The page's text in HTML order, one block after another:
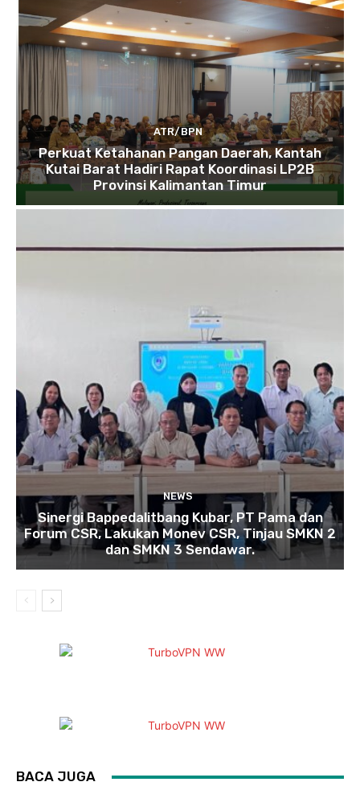
ATR/BPN
Perkuat Ketahanan Pangan Daerah, Kantah
Kutai Barat Hadiri Rapat Koordinasi LP2B
Provinsi Kalimantan Timur
NEWS
Sinergi Bappedalitbang Kubar, PT Pama dan
Forum CSR, Lakukan Monev CSR, Tinjau SMKN 2
dan SMKN 3 Sendawar.
BACA JUGA